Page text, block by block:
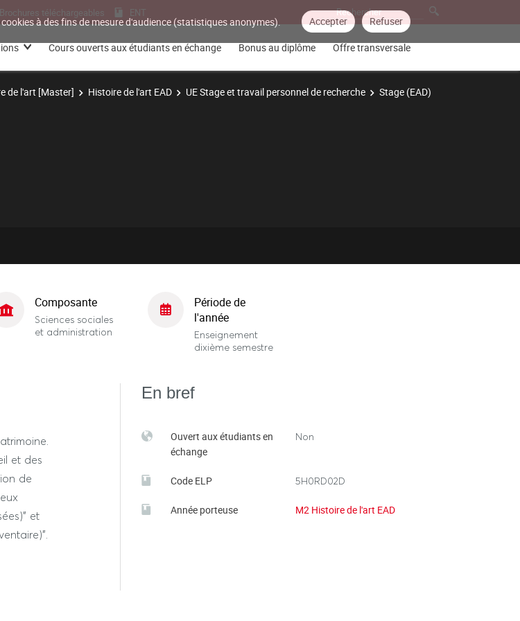
à des fins de mesure d'audience (statistiques anonymes). Accepter Refuser
Brochures téléchargeables ENT
Cours ouverts aux étudiants en échange Bonus au diplôme Offre transversale
de l'art [Master] Histoire de l'art EAD UE Stage et travail personnel de recherche Stage (EAD)
Composante
Sciences sociales
et administration
Période de
l'année
Enseignement
dixième semestre
et des
de
et
En bref
Ouvert aux étudiants en
échange
Non
Code ELP 5H0RD02D
Année porteuse M2 Histoire de l'art EAD